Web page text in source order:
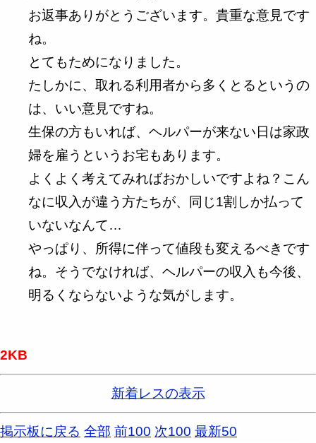
お返事ありがとうございます。貴重な意見です
ね。
とてもためになりました。
たしかに、取れる利用者から多くとるというの
は、いい意見ですね。
生保の方もいれば、ヘルパーが来ない日は家政
婦を雇うというお宅もあります。
よくよく考えてみればおかしいですよね？こん
なに収入が違う方たちが、同じ1割しか払って
いないなんて…
やっぱり、所得に伴って値段も変えるべきです
ね。そうでなければ、ヘルパーの収入も今後、
明るくならないような気がします。
2KB
新着レスの表示
掲示板に戻る 全部 前100 次100 最新50